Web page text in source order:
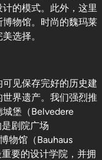
的模式。此外，这里
物馆。时尚的魏玛莱
选择。
见保存完好的历史建
界遗产。我们强烈推
堡（Belvedere
剧院广场
物馆（Bauhaus
要的设计学院，并拥